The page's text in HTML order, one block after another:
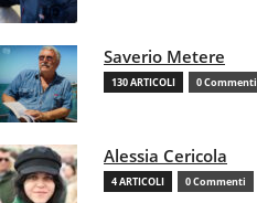
Saverio Metere
130 ARTICOLI 0 Commenti
Alessia Cericola
4 ARTICOLI 0 Commenti